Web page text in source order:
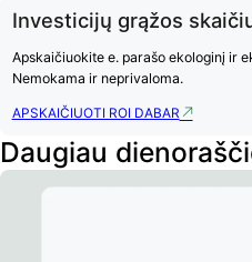
Investicijų grąžos
Apskaičiuokite e. parašo ekologinį ir
Nemokama ir neprivaloma.
APSKAIČIUOTI ROI DABAR
Daugiau